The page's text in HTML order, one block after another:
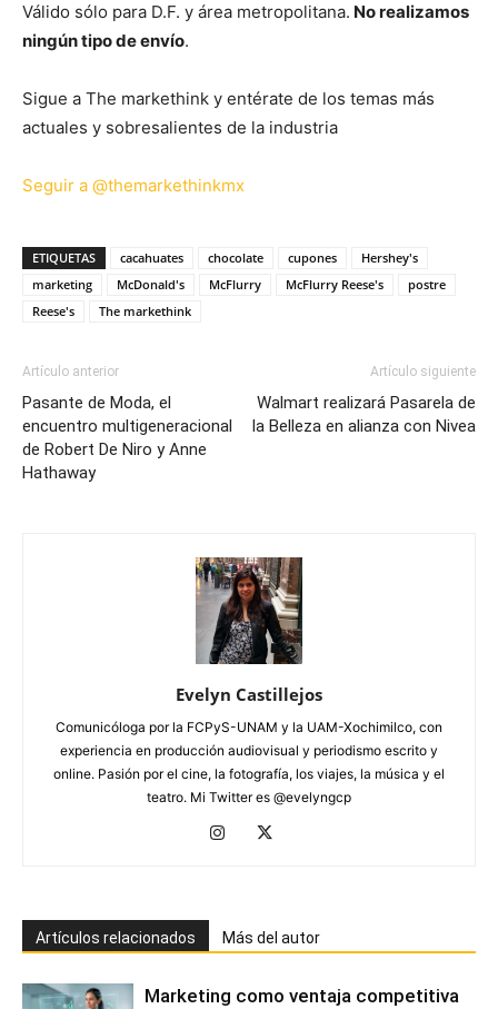
Válido sólo para D.F. y área metropolitana. No realizamos
ningún tipo de envío.
Sigue a The markethink y entérate de los temas más
actuales y sobresalientes de la industria
Seguir a @themarkethinkmx
ETIQUETAS cacahuates chocolate cupones
Hershey's
marketing
McDonald's McFlurry McFlurry Reese's
postre
Reese's
The markethink
Artículo anterior
Pasante de Moda, el
encuentro multigeneracional
de Robert De Niro y Anne
Hathaway
Artículo siguiente
Walmart realizará Pasarela de
la Belleza en alianza con Nivea
Evelyn Castillejos
Comunicóloga por la FCPyS-UNAM y la UAM-Xochimilco, con
experiencia en producción audiovisual y periodismo escrito y
online. Pasión por el cine, la fotografía, los viajes, la música y el
teatro. Mi Twitter es @evelyngcp
Artículos relacionados Más del autor
Marketing como ventaja competitiva